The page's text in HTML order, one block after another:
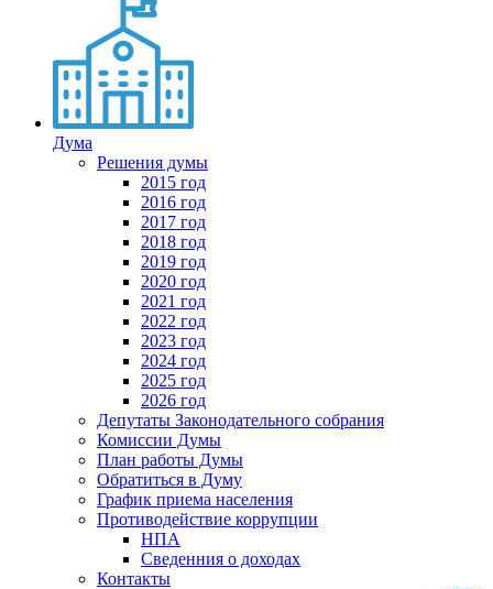
Дума
Решения думы
2015 год
2016 год
2017 год
2018 год
2019 год
2020 год
2021 год
2022 год
2023 год
2024 год
2025 год
2026 год
Депутаты Законодательного собрания
Комиссии Думы
План работы Думы
Обратиться в Думу
График приема населения
Противодействие коррупции
НПА
Сведенния о доходах
Контакты